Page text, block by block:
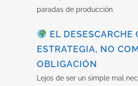
paradas de producción.
EL DESESCARCHE
ESTRATEGIA, NO
OBLIGACIÓN
Lejos de ser un simple mal